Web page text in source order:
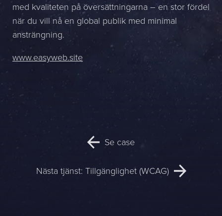
Telefon *
Skicka meddelande
Sphinxly AB
med kvaliteten på översättningarna – en stor fördel
när du vill nå en global publik med minimal
ansträngning.
www.easyweb.site
Se case
Nästa tjänst: Tillgänglighet (WCAG)